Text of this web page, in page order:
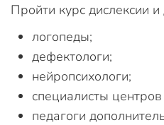
Пройти курс дислексии
логопеды;
дефектологи;
нейропсихологи;
специалисты
педагоги